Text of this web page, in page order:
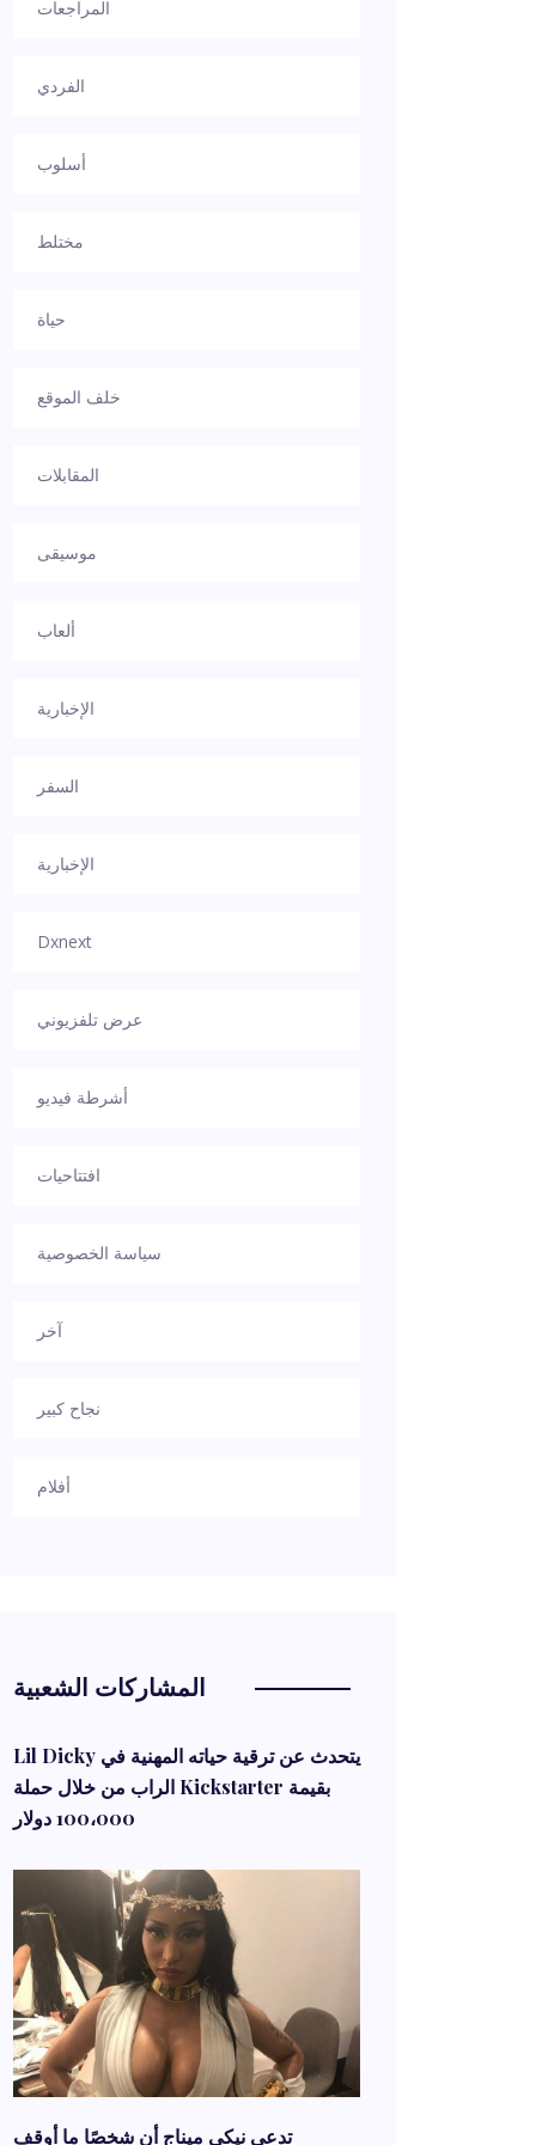
المراجعات
الفردي
أسلوب
مختلط
حياة
خلف الموقع
المقابلات
موسيقى
ألعاب
الإخبارية
السفر
الإخبارية
Dxnext
عرض تلفزيوني
أشرطة فيديو
افتتاحيات
سياسة الخصوصية
آخر
نجاح كبير
أفلام
المشاركات الشعبية
Lil Dicky يتحدث عن ترقية حياته المهنية في
الراب من خلال حملة Kickstarter بقيمة
100،000 دولار
تدعي نيكي ميناج أن شخصًا ما أوقف